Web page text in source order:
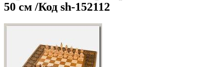
50 см /Код sh-152112